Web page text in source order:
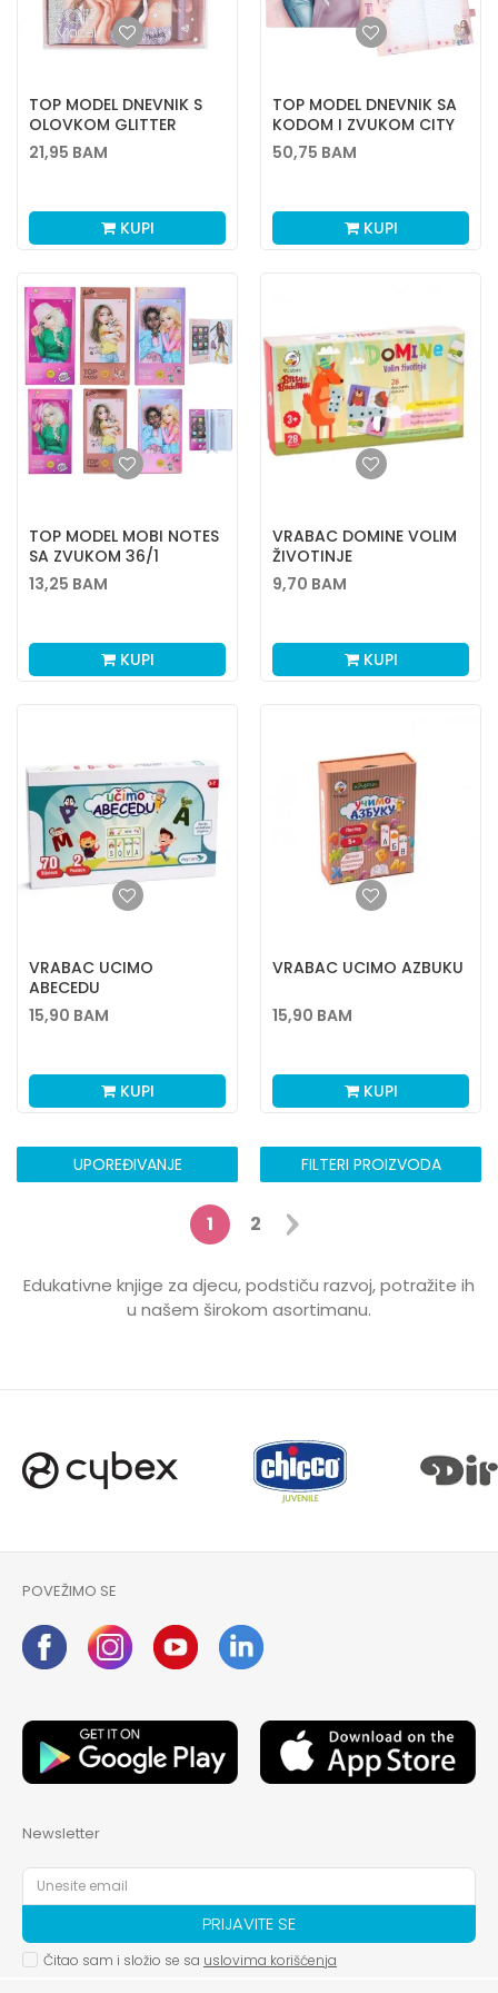
TOP MODEL DNEVNIK S
OLOVKOM GLITTER
QUEEN
21,95 BAM
KUPI
TOP MODEL DNEVNIK SA
KODOM I ZVUKOM CITY
GIRLS4/1
50,75 BAM
KUPI
TOP MODEL MOBI NOTES
SA ZVUKOM 36/1
13,25 BAM
KUPI
VRABAC DOMINE VOLIM
ŽIVOTINJE
9,70 BAM
KUPI
VRABAC UCIMO
ABECEDU
15,90 BAM
KUPI
VRABAC UCIMO AZBUKU
15,90 BAM
KUPI
UPOREĐIVANJE FILTERI PROIZVODA
1 2
Edukativne knjige za djecu, podstiču razvoj, potražite ih
u našem širokom asortimanu.
POVEŽIMO SE
Newsletter
PRIJAVITE SE
Čitao sam i složio se sa uslovima korišćenja